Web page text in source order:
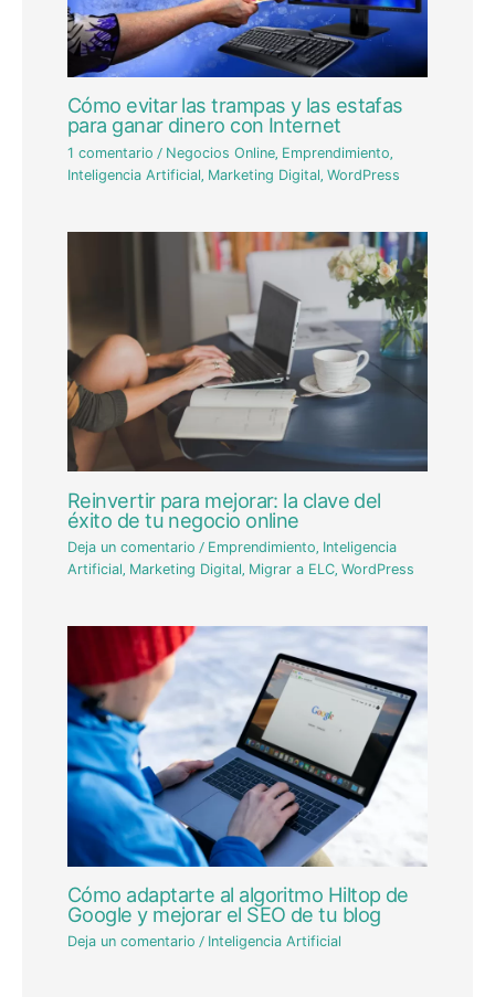
Cómo evitar las trampas y las estafas
para ganar dinero con Internet
1 comentario / Negocios Online Emprendimiento
Inteligencia Artificial Marketing Digital ,WordPress
Reinvertir para mejorar: la clave del
éxito de tu negocio online
Deja un comentario / Emprendimiento Inteligencia
Artificial Marketing Digital Migrar a ELC ,WordPress
Cómo adaptarte al algoritmo Hiltop de
Google y mejorar el SEO de tu blog
Deja un comentario / Inteligencia Artificial